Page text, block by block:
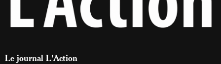
Le journal L'Action